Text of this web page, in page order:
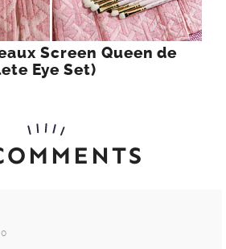
Screen Queen de
Eye Set)